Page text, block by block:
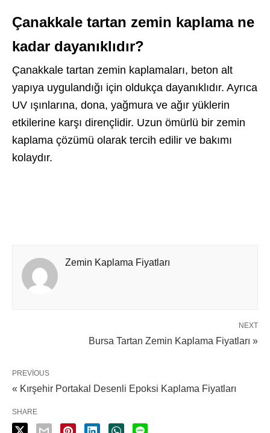
Çanakkale tartan zemin kaplama ne
kadar dayanıklıdır?
Çanakkale tartan zemin kaplamaları, beton alt
yapıya uygulandığı için oldukça dayanıklıdır. Ayrıca
UV ışınlarına, dona, yağmura ve ağır yüklerin
etkilerine karşı dirençlidir. Uzun ömürlü bir zemin
kaplama çözümü olarak tercih edilir ve bakımı
kolaydır.
Zemin Kaplama Fiyatları
NEXT
Bursa Tartan Zemin Kaplama Fiyatları »
PREVIOUS
« Kırşehir Portakal Desenli Epoksi Kaplama Fiyatları
SHARE